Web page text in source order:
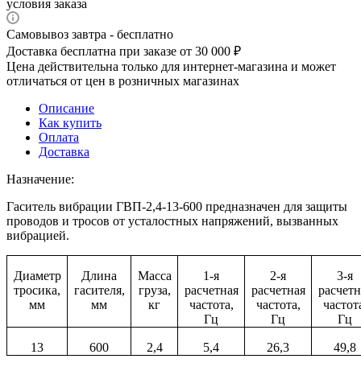
условия заказа
Самовывоз завтра - бесплатно
Доставка бесплатна при заказе от 30 000 ₽
Цена действительна только для интернет-магазина и может
отличаться от цен в розничных магазинах
Описание
Как купить
Оплата
Доставка
Назначение:
Гаситель вибрации ГВП-2,4-13-600 предназначен для защиты
проводов и тросов от усталостных напряжений, вызванных
вибрацией.
Диаметр
тросика,
мм
Длина
гасителя,
мм
Масса
груза,
кг
1-я
расчетная
частота,
Гц
2-я
расчетная
частота,
Гц
3-я
Гц
13 600 2,4 5,4 26,3 49,8